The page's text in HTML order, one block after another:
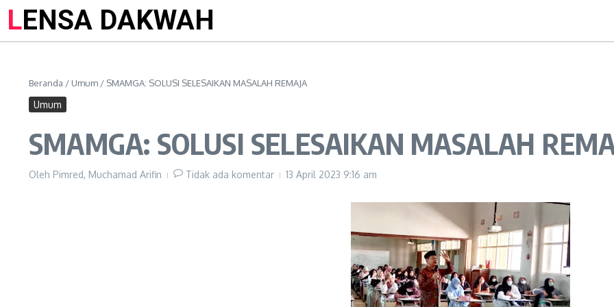
LENSA DAKWAH
Beranda / Umum / SMAMGA: SOLUSI SELESAIKAN MASALAH REMAJA
Umum
SMAMGA: SOLUSI SELESAIKAN MASALAH
Oleh Pimred, Muchamad Arifin Tidak ada komentar 13 April 2023 9:16 am